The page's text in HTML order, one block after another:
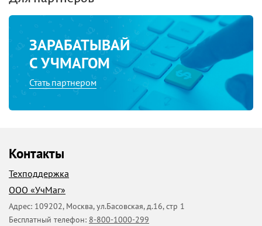
ЗАРАБАТЫВАЙ
С УЧМАГОМ
Стать партнером
Контакты
Техподдержка
ООО «УчМаг»
Адрес: 109202, Москва,ул.Басовская, д.16, стр 1
Бесплатный телефон: 8-800-1000-299